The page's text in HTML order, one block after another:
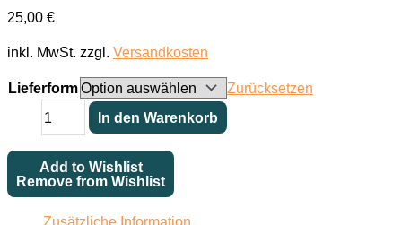
25,00 €
inkl. MwSt. zzgl. Versandkosten
Lieferform
Zurücksetzen
Belle
Ponctuées
In den Warenkorb
Add to Wishlist
Remove from Wishlist
Zusätzliche Information